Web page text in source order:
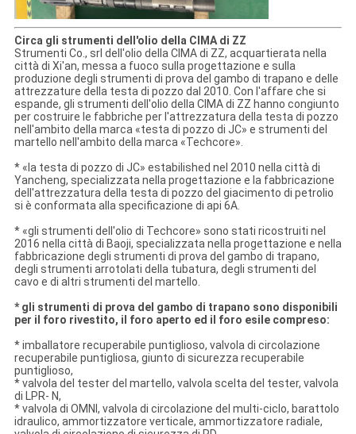
Circa gli strumenti dell'olio della CIMA di ZZ
Strumenti Co., srl dell'olio della CIMA di ZZ, acquartierata nella
città di Xi'an, messa a fuoco sulla progettazione e sulla
produzione degli strumenti di prova del gambo di trapano e delle
attrezzature della testa di pozzo dal 2010. Con l'affare che si
espande, gli strumenti dell'olio della CIMA di ZZ hanno congiunto
per costruire le fabbriche per l'attrezzatura della testa di pozzo
nell'ambito della marca «testa di pozzo di JC» e strumenti del
martello nell'ambito della marca «Techcore».
* «la testa di pozzo di JC» estabilished nel 2010 nella città di
Yancheng, specializzata nella progettazione e la fabbricazione
dell'attrezzatura della testa di pozzo del giacimento di petrolio
si è conformata alla specificazione di api 6A.
* «gli strumenti dell'olio di Techcore» sono stati ricostruiti nel
2016 nella città di Baoji, specializzata nella progettazione e nella
fabbricazione degli strumenti di prova del gambo di trapano,
degli strumenti arrotolati della tubatura, degli strumenti del
cavo e di altri strumenti del martello.
* gli strumenti di prova del gambo di trapano sono disponibili
per il foro rivestito, il foro aperto ed il foro esile compreso:
* imballatore recuperabile puntiglioso, valvola di circolazione
recuperabile puntigliosa, giunto di sicurezza recuperabile
puntiglioso,
* valvola del tester del martello, valvola scelta del tester, valvola
di LPR- N,
* valvola di OMNI, valvola di circolazione del multi-ciclo, barattolo
idraulico, ammortizzatore verticale, ammortizzatore radiale,